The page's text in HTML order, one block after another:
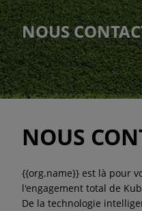
NOUS
NOUS
{{org.name}} est là pour
l'engagement total de
De la technologie